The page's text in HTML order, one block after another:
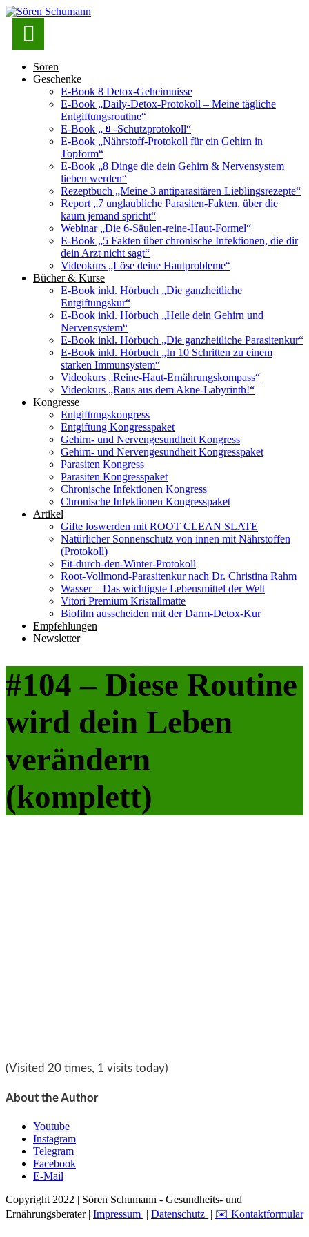

Sören
Geschenke
E-Book 8 Detox-Geheimnisse
E-Book „Daily-Detox-Protokoll – Meine tägliche
Entgiftungsroutine“
E-Book „💉-Schutzprotokoll“
E-Book „Nährstoff-Protokoll für ein Gehirn in
Topform“
E-Book „8 Dinge die dein Gehirn & Nervensystem
lieben werden“
Rezeptbuch „Meine 3 antiparasitären Lieblingsrezepte“
Report „7 unglaubliche Parasiten-Fakten, über die
kaum jemand spricht“
Webinar „Die 6-Säulen-reine-Haut-Formel“
E-Book „5 Fakten über chronische Infektionen, die dir
dein Arzt nicht sagt“
Videokurs „Löse deine Hautprobleme“
Bücher & Kurse
E-Book inkl. Hörbuch „Die ganzheitliche
Entgiftungskur“
E-Book inkl. Hörbuch „Heile dein Gehirn und
Nervensystem“
E-Book inkl. Hörbuch „Die ganzheitliche Parasitenkur“
E-Book inkl. Hörbuch „In 10 Schritten zu einem
starken Immunsystem“
Videokurs „Reine-Haut-Ernährungskompass“
Videokurs „Raus aus dem Akne-Labyrinth!“
Kongresse
Entgiftungskongress
Entgiftung Kongresspaket
Gehirn- und Nervengesundheit Kongress
Gehirn- und Nervengesundheit Kongresspaket
Parasiten Kongress
Parasiten Kongresspaket
Chronische Infektionen Kongress
Chronische Infektionen Kongresspaket
Artikel
Gifte loswerden mit ROOT CLEAN SLATE
Natürlicher Sonnenschutz von innen mit Nährstoffen
(Protokoll)
Fit-durch-den-Winter-Protokoll
Root-Vollmond-Parasitenkur nach Dr. Christina Rahm
Wasser – Das wichtigste Lebensmittel der Welt
Vitori Premium Kristallmatte
Biofilm ausscheiden mit der Darm-Detox-Kur
Empfehlungen
Newsletter
#104 – Diese Routine
wird dein Leben
verändern
(komplett)
(Visited 20 times, 1 visits today)
About the Author
Youtube
Instagram
Telegram
Facebook
E-Mail
Copyright 2022 | Sören Schumann - Gesundheits- und
Ernährungsberater | Impressum | Datenschutz | ✉️ Kontaktformular